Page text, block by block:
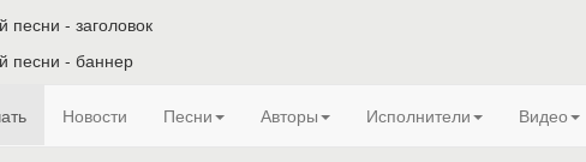
Новости Песни Авторы Исполнители Видео